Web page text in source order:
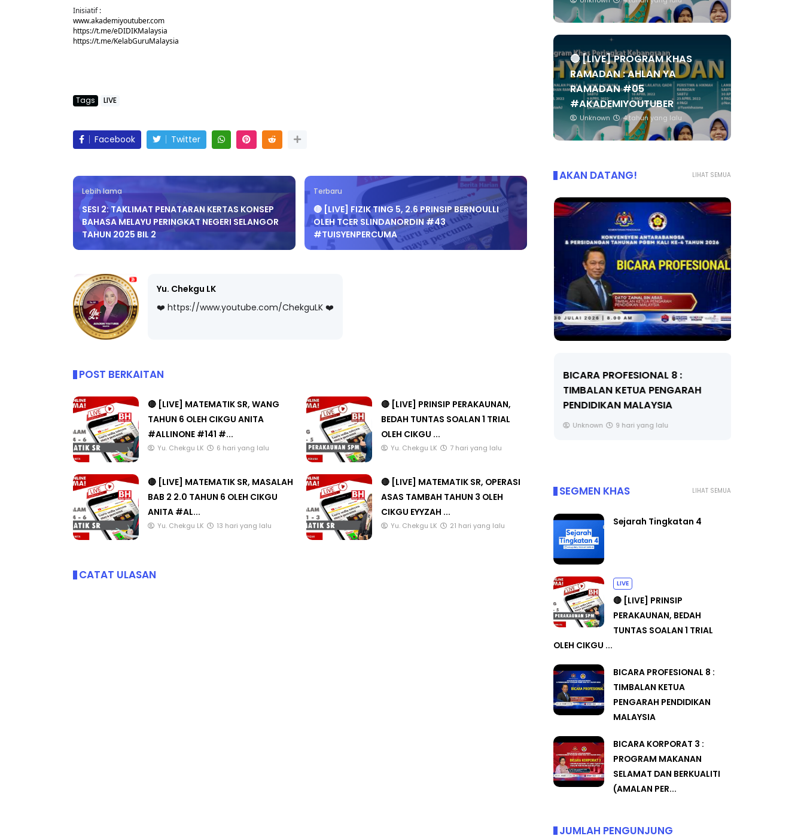
Inisiatif :
www.akademiyoutuber.com
https://t.me/eDIDIKMalaysia
https://t.me/KelabGuruMalaysia
Tags LIVE
Facebook Twitter
Lebih lama
SESI 2: TAKLIMAT PENATARAN KERTAS KONSEP
BAHASA MELAYU PERINGKAT NEGERI SELANGOR
TAHUN 2025 BIL 2
Terbaru
🔴 [LIVE] FIZIK TING 5, 2.6 PRINSIP BERNOULLI
OLEH TCER SLINDANORDIN #43
#TUISYENPERCUMA
Yu. Chekgu LK
❤️ https://www.youtube.com/ChekguLK ❤️
POST BERKAITAN
🔴 [LIVE] MATEMATIK SR, WANG
TAHUN 6 OLEH CIKGU ANITA
#ALLINONE #141 #...
Yu. Chekgu LK 6 hari yang lalu
🔴 [LIVE] PRINSIP PERAKAUNAN,
BEDAH TUNTAS SOALAN 1 TRIAL
OLEH CIKGU ...
Yu. Chekgu LK 7 hari yang lalu
🔴 [LIVE] MATEMATIK SR, MASALAH
BAB 2 2.0 TAHUN 6 OLEH CIKGU
ANITA #AL...
Yu. Chekgu LK 13 hari yang lalu
🔴 [LIVE] MATEMATIK SR, OPERASI
ASAS TAMBAH TAHUN 3 OLEH
CIKGU EYYZAH ...
Yu. Chekgu LK 21 hari yang lalu
CATAT ULASAN
🔴 [LIVE] PROGRAM KHAS
RAMADAN : AHLAN YA
RAMADAN #05
#AKADEMIYOUTUBER
Unknown 4 tahun yang lalu
LIHAT SEMUA
AKAN DATANG!
SPEAKER 3 :
IN INDONESIA
9 hari yang lalu
BEDAH TUNTAS SOALAN 1 TRIAL
OLEH CIKGU ...
BICARA PROFESIONAL 8 :
TIMBALAN KETUA PENGARAH
PENDIDIKAN MALAYSIA
Unknown 9 hari yang lalu
LIHAT SEMUA
SEGMEN KHAS
Sejarah Tingkatan 4
LIVE
🔴 [LIVE] PRINSIP
PERAKAUNAN, BEDAH
TUNTAS SOALAN 1 TRIAL
OLEH CIKGU ...
BICARA PROFESIONAL 8 :
TIMBALAN KETUA
PENGARAH PENDIDIKAN
MALAYSIA
BICARA KORPORAT 3 :
PROGRAM MAKANAN
SELAMAT DAN BERKUALITI
(AMALAN PER...
JUMLAH PENGUNJUNG